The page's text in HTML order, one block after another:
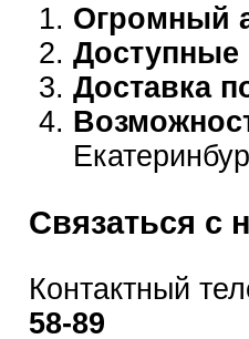
Огромный
Доступные
Доставка
Связаться с
Контактный
58-89